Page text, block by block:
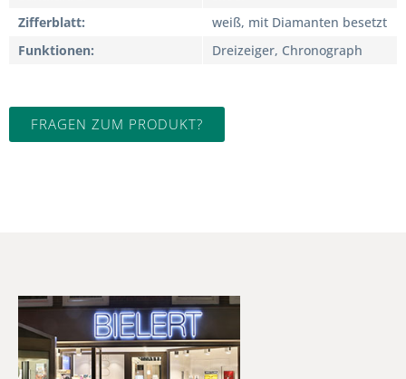
Zifferblatt
weiß, mit Diamanten besetzt
Funktionen
Dreizeiger, Chronograph
FRAGEN ZUM PRODUKT?